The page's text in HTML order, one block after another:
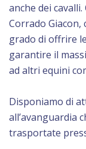
anche dei
Corrado
grado di offrire
garantire il
ad altri equini
Disponiamo di
all’avanguardia
trasportate